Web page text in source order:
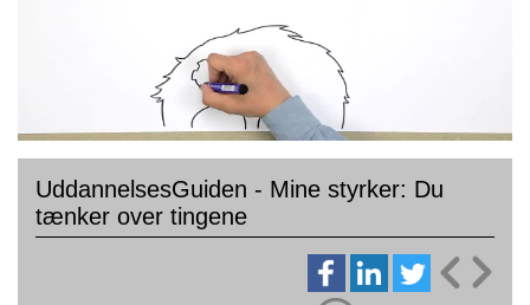
UddannelsesGuiden - Mine styrker: Du
tænker over tingene